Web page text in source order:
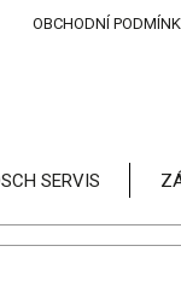
OBCHODNÍ
SERVIS